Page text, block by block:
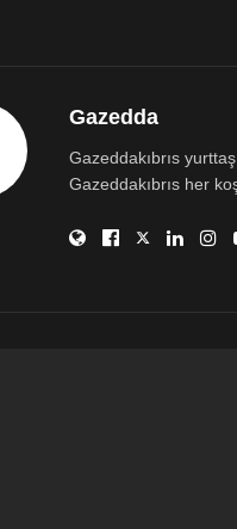
Gazedda
Gazeddakıbrıs
Gazeddakıbrıs her